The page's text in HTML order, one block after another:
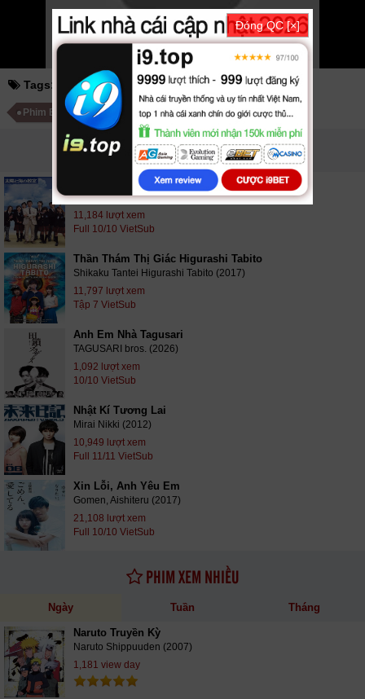
Thầy Mikami10/10 VietSub
Tags: lớp học của thầy mikami Phim Nhật Bản
Phim Bộ Nhật Bản
PHIM LIÊN QUAN
Lớp Học Bãi Biển
Homeroom by the Beachside (2008)
11,184 lượt xem
Full 10/10 VietSub
Thần Thám Thị Giác Higurashi Tabito
Shikaku Tantei Higurashi Tabito (2017)
11,797 lượt xem
Tập 7 VietSub
Anh Em Nhà Tagusari
TAGUSARI bros. (2026)
1,092 lượt xem
10/10 VietSub
Nhật Kí Tương Lai
Mirai Nikki (2012)
10,949 lượt xem
Full 11/11 VietSub
Xin Lỗi, Anh Yêu Em
Gomen, Aishiteru (2017)
21,108 lượt xem
Full 10/10 VietSub
PHIM XEM NHIỀU
Ngày Tuần Tháng
Naruto Truyền Kỳ
Naruto Shippuuden (2007)
1,181 view day
Đóng QC [×]